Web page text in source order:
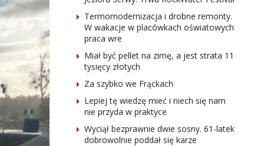
Termomodernizacja i drobne remonty.
W wakacje w placówkach oświatowych
praca wre
Miał być pellet na zimę, a jest strata 11
tysięcy złotych
Za szybko we Frąckach
Lepiej tę wiedzę mieć i niech się nam
nie przyda w praktyce
Wyciął bezprawnie dwie sosny. 61-latek
dobrowolnie poddał się karze